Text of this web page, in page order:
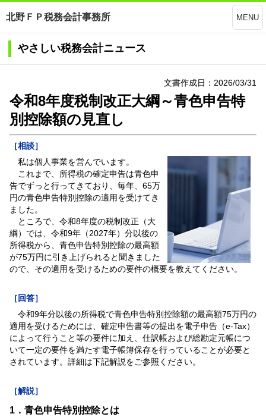
北野ＦＰ税務会計事務所 MENU
やさしい税務会計ニュース
文書作成日：2026/03/31
令和8年度税制改正大綱～青色申告特
別控除額の見直し
［相談］
私は個人事業を営んでいます。
これまで、所得税の確定申告は青色申
告でずっと行ってきており、毎年、65万
円の青色申告特別控除の適用を受けてき
ました。
ところで、令和8年度の税制改正（大
綱）では、令和9年（2027年）分以後の
所得税から、青色申告特別控除の最高額
が75万円に引き上げられると聞きました
ので、その適用を受けるための要件の概要を教えてください。
［回答］
令和9年分以後の所得税で青色申告特別控除額の最高額75万円の
適用を受けるためには、確定申告書等の提出を電子申告（e-Tax）
によって行うこと等の要件に加え、仕訳帳および総勘定元帳につ
いて一定の要件を満たす電子帳簿保存を行っていることが必要と
されています。詳細は下記解説をご参照ください。
［解説］
1．青色申告特別控除とは